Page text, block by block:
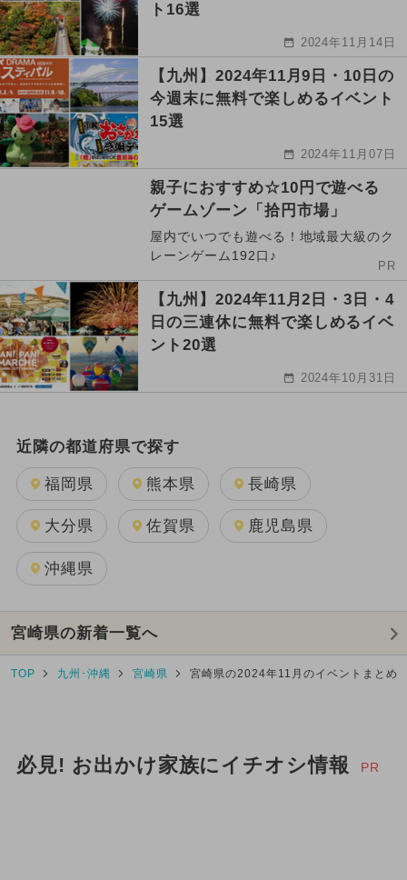
ト16選
2024年11月14日
【九州】2024年11月9日・10日の
今週末に無料で楽しめるイベント
15選
2024年11月07日
親子におすすめ☆10円で遊べる
ゲームゾーン「拾円市場」
屋内でいつでも遊べる！地域最大級のク
レーンゲーム192口♪
PR
【九州】2024年11月2日・3日・4
日の三連休に無料で楽しめるイベ
ント20選
2024年10月31日
近隣の都道府県で探す
福岡県 熊本県 長崎県
大分県 佐賀県 鹿児島県
沖縄県
宮崎県の新着一覧へ
TOP 九州･沖縄 宮崎県 宮崎県の2024年11月のイベントまとめ
必見! お出かけ家族にイチオシ情報 PR